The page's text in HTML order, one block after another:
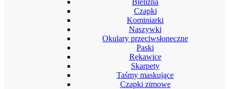
Czapki
Kominiarki
Naszywki
Okulary przeciwsłoneczne
Paski
Rękawice
Skarpety
Taśmy maskujące
Czapki zimowe